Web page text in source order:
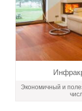
Экономичный и